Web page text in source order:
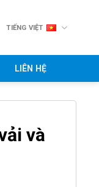
TIẾNG VIỆT
LIÊN HỆ
và